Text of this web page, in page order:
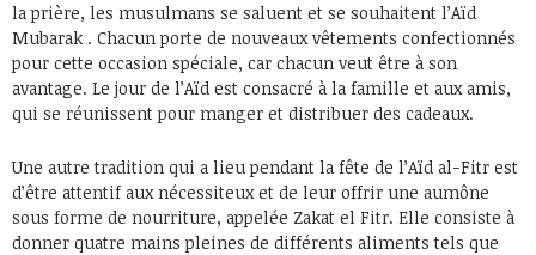
la prière, les musulmans se saluent et se souhaitent l’Aïd
Mubarak . Chacun porte de nouveaux vêtements confectionnés
pour cette occasion spéciale, car chacun veut être à son
avantage. Le jour de l’Aïd est consacré à la famille et aux amis,
qui se réunissent pour manger et distribuer des cadeaux.
Une autre tradition qui a lieu pendant la fête de l’Aïd al-Fitr est
d’être attentif aux nécessiteux et de leur offrir une aumône
sous forme de nourriture, appelée Zakat el Fitr. Elle consiste à
donner quatre mains pleines de différents aliments tels que